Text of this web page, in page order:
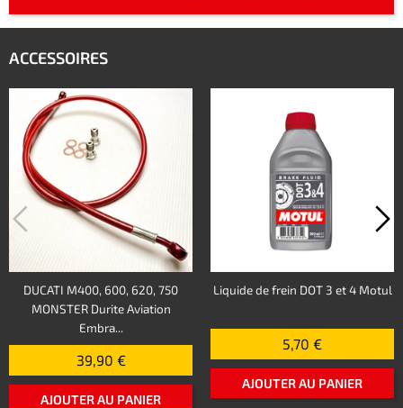
ACCESSOIRES
DUCATI M400, 600, 620, 750
MONSTER Durite Aviation
Embra...
39,90 €
AJOUTER AU PANIER
Liquide de frein DOT 3 et 4 Motul
5,70 €
AJOUTER AU PANIER